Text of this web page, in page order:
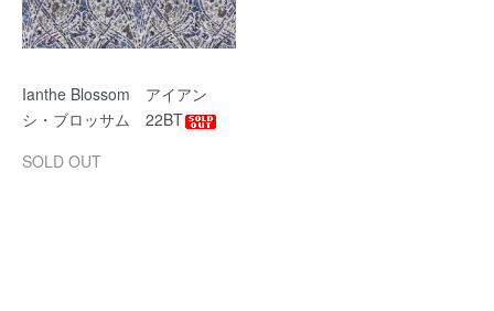
Ianthe Blossom アイアン
シ・ブロッサム 22BT
SOLD OUT